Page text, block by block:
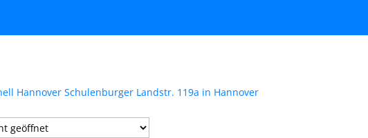
Hannover Schulenburger Landstr. 119a in Hannover